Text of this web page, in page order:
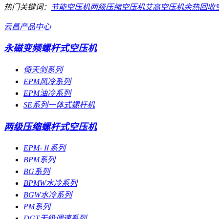
热门关键词： 节能空压机两级压缩空压机艾高空压机余热回收
云昌产品中心
永磁变频螺杆式空压机
倚天剑系列
EPM风冷系列
EPM油冷系列
SE系列一体式螺杆机
两级压缩螺杆式空压机
EPM-Ⅱ系列
BPM系列
BG系列
BPMW水冷系列
BGW水冷系列
PM系列